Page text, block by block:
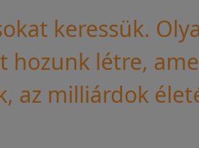
keressük.
hozunk létre,
az milliárdok